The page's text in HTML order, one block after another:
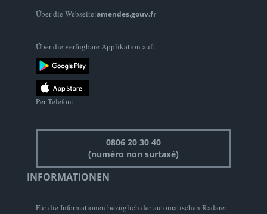
Über die Webseite:amendes.gouv.fr
Über die verfügbare Applikation auf:
Per Telefon:
0806 20 30 40
(numéro non surtaxé)
INFORMATIONEN
Für die Informationen bezüglich der automatischen Radare: